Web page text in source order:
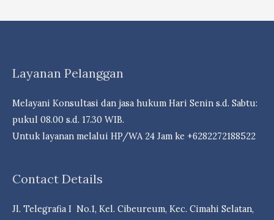
Negara
Penerima
Kerja
Layanan Pelanggan
Melayani Konsultasi dan jasa hukum Hari Senin s.d. Sabtu:
pukul 08.00 s.d. 17.30 WIB.
Untuk layanan melalui HP/WA 24 Jam ke +6282272188522
Contact Details
Jl. Telegrafia I No.1, Kel. Cibeureum, Kec. Cimahi Selatan,